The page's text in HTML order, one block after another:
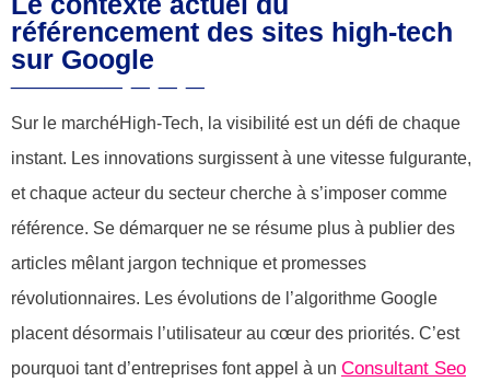
référencement des sites high-tech
sur Google
Sur le marchéHigh-Tech, la visibilité est un défi de chaque
instant. Les innovations surgissent à une vitesse fulgurante,
et chaque acteur du secteur cherche à s’imposer comme
référence. Se démarquer ne se résume plus à publier des
articles mêlant jargon technique et promesses
révolutionnaires. Les évolutions de l’algorithme Google
placent désormais l’utilisateur au cœur des priorités. C’est
pourquoi tant d’entreprises font appel à un Consultant Seo